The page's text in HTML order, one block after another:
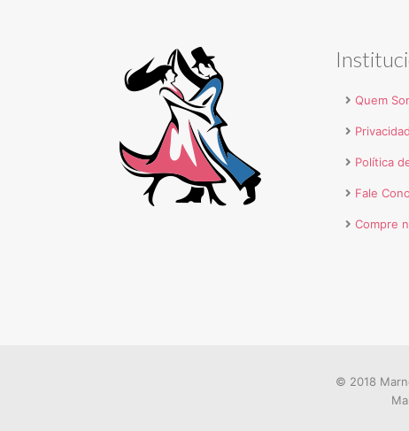
Quem
Política
Fale
Compre
© 2018